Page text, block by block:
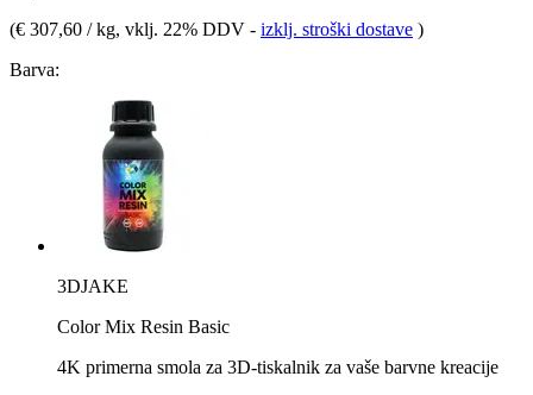
(€ 307,60 / kg, vklj. 22% DDV - izklj. stroški dostave )
Barva:
3DJAKE
Color Mix Resin Basic
4K primerna smola za 3D-tiskalnik za vaše barvne kreacije